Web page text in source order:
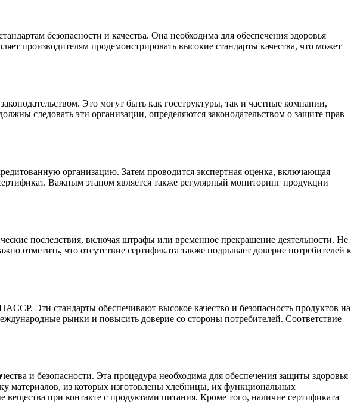
безопасности и качества. Она необходима для обеспечения здоровья
производителям продемонстрировать высокие стандарты качества, что может
Это могут быть как госструктуры, так и частные компании,
следовать эти организации, определяются законодательством о защите прав
организацию. Затем проводится экспертная оценка, включающая
Важным этапом является также регулярный мониторинг продукции
последствия, включая штрафы или временное прекращение деятельности. Не
отметить, что отсутствие сертификата также подрывает доверие потребителей к
Эти стандарты обеспечивают высокое качество и безопасность продуктов на
рынки и повысить доверие со стороны потребителей. Соответствие
и безопасности. Эта процедура необходима для обеспечения защиты здоровья
материалов, из которых изготовлены хлебницы, их функциональных
при контакте с продуктами питания. Кроме того, наличие сертификата